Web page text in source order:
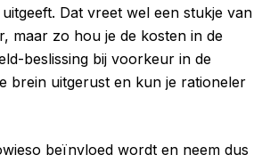
Dat vreet wel een stukje van
maar zo hou je de kosten in de
beslissing bij voorkeur in de
brein uitgerust en kun je rationeler
beïnvloed wordt en neem dus